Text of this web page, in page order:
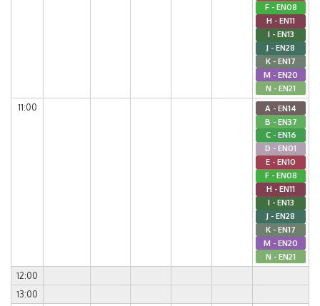
F - EN08
H - EN11
I - EN13
J - EN28
K - EN17
M - EN20
N - EN21
11:00
A - EN14
B - EN37
C - EN16
D - EN01
E - EN10
F - EN08
H - EN11
I - EN13
J - EN28
K - EN17
M - EN20
N - EN21
12:00
13:00